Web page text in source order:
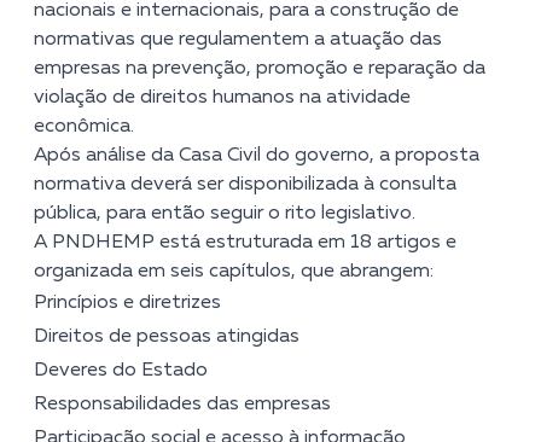
nacionais e internacionais, para a construção de
normativas que regulamentem a atuação das
empresas na prevenção, promoção e reparação da
violação de direitos humanos na atividade
econômica.
Após análise da Casa Civil do governo, a proposta
normativa deverá ser disponibilizada à consulta
pública, para então seguir o rito legislativo.
A PNDHEMP está estruturada em 18 artigos e
organizada em seis capítulos, que abrangem:
Princípios e diretrizes
Direitos de pessoas atingidas
Deveres do Estado
Responsabilidades das empresas